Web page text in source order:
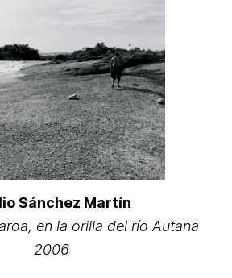
Sánchez Martín
en la orilla del río Autana
2006